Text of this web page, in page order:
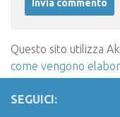
Questo sito utilizza
come vengono
SEGUICI: